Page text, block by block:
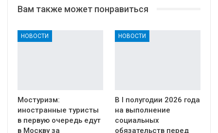
Вам также может понравиться
НОВОСТИ
Мостуризм:
иностранные туристы
в первую очередь едут
в Москву за
НОВОСТИ
В I полугодии 2026 года
на выполнение
социальных
обязательств перед